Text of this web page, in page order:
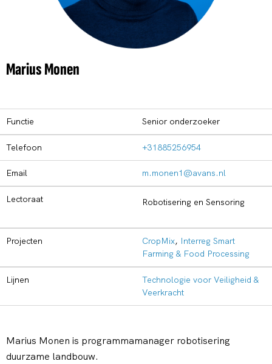
Marius Monen
Functie Senior onderzoeker
Telefoon +31885256954
Email m.monen1@avans.nl
Lectoraat Robotisering en Sensoring
Projecten CropMix, Interreg Smart
Farming & Food Processing
Lijnen
Technologie voor Veiligheid &
Veerkracht
Marius Monen is programmamanager robotisering
duurzame landbouw.